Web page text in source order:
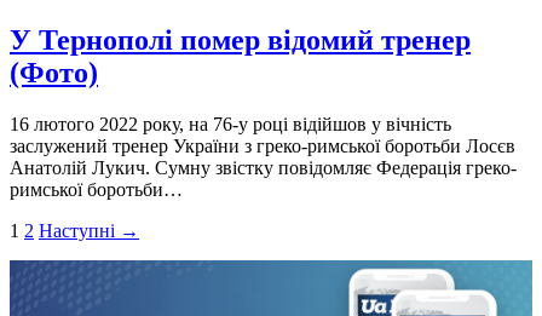
У Тернополі помер відомий тренер
(Фото)
16 лютого 2022 року, на 76-у році відійшов у вічність
заслужений тренер України з греко-римської боротьби Лосєв
Анатолій Лукич. Сумну звістку повідомляє Федерація греко-
римської боротьби…
Пагінація
записів
1 2 Наступні →